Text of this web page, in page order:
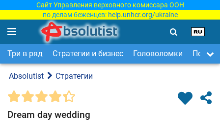
Сайт Управления верховного комиссара ООН
по делам беженцев: help.unhcr.org/ukraine
Три в ряд Стратегии и бизнес Головоломки Поиск
Absolutist Стратегии
Dream day wedding